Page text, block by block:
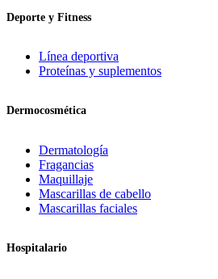
Deporte y Fitness
Línea deportiva
Proteínas y suplementos
Dermocosmética
Dermatología
Fragancias
Maquillaje
Mascarillas de cabello
Mascarillas faciales
Hospitalario